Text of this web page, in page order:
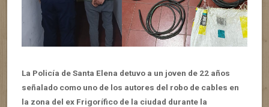
La Policía de Santa Elena detuvo a un joven de 22 años
señalado como uno de los autores del robo de cables en
la zona del ex Frigorífico de la ciudad durante la